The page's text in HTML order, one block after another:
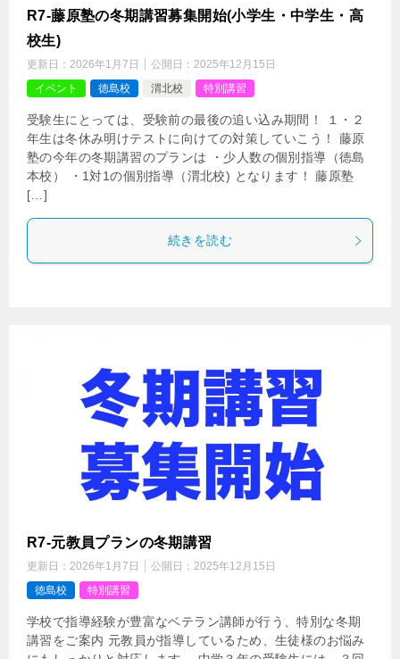
R7-藤原塾の冬期講習募集開始(小学生・中学生・高
校生)
更新日： 2026年1月7日 公開日： 2025年12月15日
イベント
徳島校 渭北校 特別講習
受験生にとっては、受験前の最後の追い込み期間！ １・２
年生は冬休み明けテストに向けての対策していこう！ 藤原
塾の今年の冬期講習のプランは ・少人数の個別指導（徳島
本校） ・1対1の個別指導（渭北校) となります！ 藤原塾
[…]
続きを読む
R7-元教員プランの冬期講習
更新日： 2026年1月7日 公開日： 2025年12月15日
徳島校
特別講習
学校で指導経験が豊富なベテラン講師が行う、特別な冬期
講習をご案内 元教員が指導しているため、生徒様のお悩み